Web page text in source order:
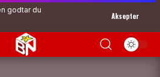
godtar du
Aksepter